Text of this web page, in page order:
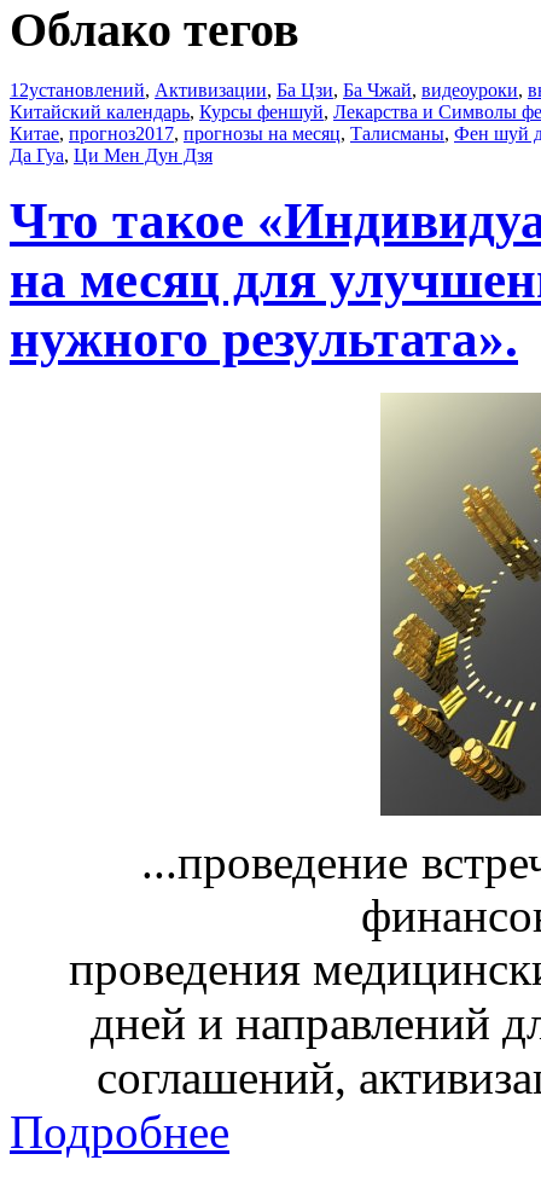
Облако тегов
12установлений, Активизации, Ба Цзи, Ба Чжай, видеоуроки,
Китайский календарь, Курсы феншуй, Лекарства и Символы
Китае, прогноз2017, прогнозы на месяц, Талисманы, Фен шуй
Да Гуа, Ци Мен Дун Дзя
Что такое
на месяц для
нужного результата».
...проведение
проведения
дней и направлений
соглашений,
Подробнее